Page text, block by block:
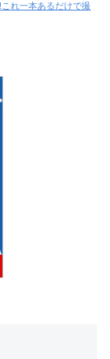
れ一本あるだけで撮